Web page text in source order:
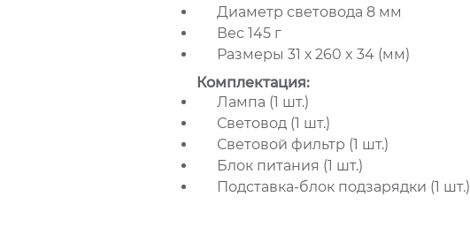
Диаметр световода 8 мм
Вес 145 г
Размеры 31 х 260 x 34 (мм)
Комплектация:
Лампа (1 шт.)
Световод (1 шт.)
Световой фильтр (1 шт.)
Блок питания (1 шт.)
Подставка-блок подзарядки (1 шт.)